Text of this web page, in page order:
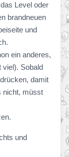
Level oder
brandneuen
und
ein anderes,
Sobald
damit
nicht, müsst
und